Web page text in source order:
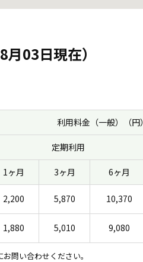
03日現在）
利用料金（一般）（円）
定期利用
1ヶ月
3ヶ月 6ヶ月
2,200 5,870 10,370
1,880 5,010 9,080
問い合わせください。